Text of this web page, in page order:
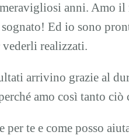
anni. Amo
Ed io sono
vederli realizzati.
arrivino grazie al
amo così tanto ciò
per te e come posso